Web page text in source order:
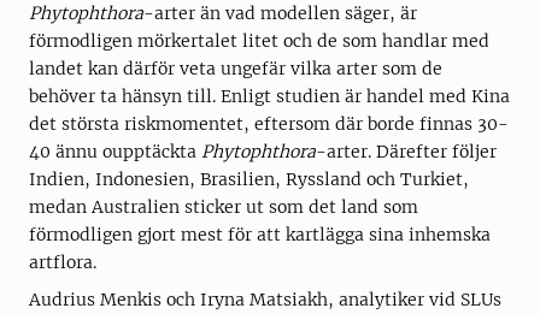
Phytophthora-arter än vad modellen säger, är
förmodligen mörkertalet litet och de som handlar med
landet kan därför veta ungefär vilka arter som de
behöver ta hänsyn till. Enligt studien är handel med Kina
det största riskmomentet, eftersom där borde finnas 30-
40 ännu oupptäckta Phytophthora-arter. Därefter följer
Indien, Indonesien, Brasilien, Ryssland och Turkiet,
medan Australien sticker ut som det land som
förmodligen gjort mest för att kartlägga sina inhemska
artflora.
Audrius Menkis och Iryna Matsiakh, analytiker vid SLUs